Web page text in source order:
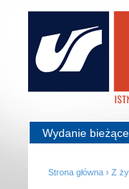
Wydanie bieżące
Strona główna › Z